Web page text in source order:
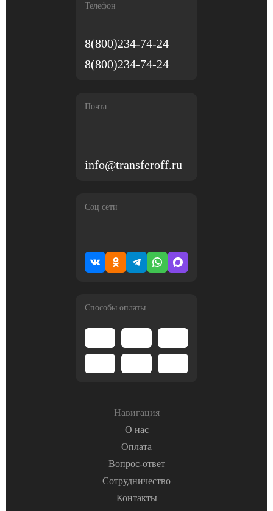
Телефон
8(800)234-74-24
8(800)234-74-24
Почта
info@transferoff.ru
Соц сети
Способы оплаты
Навигация
О нас
Оплата
Вопрос-ответ
Сотрудничество
Контакты